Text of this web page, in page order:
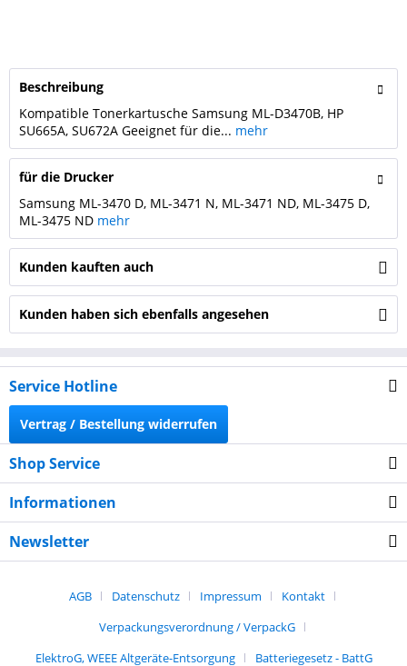
Beschreibung
Kompatible Tonerkartusche Samsung ML-D3470B, HP
SU665A, SU672A Geeignet für die... mehr
für die Drucker
Samsung ML-3470 D, ML-3471 N, ML-3471 ND, ML-3475 D,
ML-3475 ND mehr
Kunden kauften auch
Kunden haben sich ebenfalls angesehen
Service Hotline
Vertrag / Bestellung widerrufen
Shop Service
Informationen
Newsletter
AGB Datenschutz Impressum
Kontakt
Verpackungsverordnung / VerpackG
ElektroG, WEEE Altgeräte-Entsorgung
Batteriegesetz - BattG